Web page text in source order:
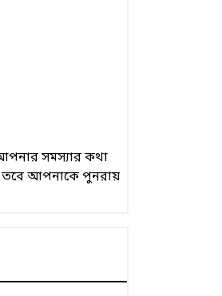
আপনার সমস্যার কথা
তবে আপনাকে পুনরায়